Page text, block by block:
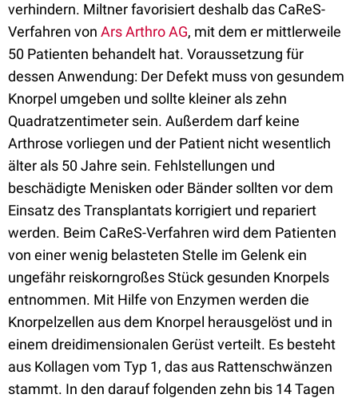
verhindern. Miltner favorisiert deshalb das CaReS-
Verfahren von Ars Arthro AG, mit dem er mittlerweile
50 Patienten behandelt hat. Voraussetzung für
dessen Anwendung: Der Defekt muss von gesundem
Knorpel umgeben und sollte kleiner als zehn
Quadratzentimeter sein. Außerdem darf keine
Arthrose vorliegen und der Patient nicht wesentlich
älter als 50 Jahre sein. Fehlstellungen und
beschädigte Menisken oder Bänder sollten vor dem
Einsatz des Transplantats korrigiert und repariert
werden. Beim CaReS-Verfahren wird dem Patienten
von einer wenig belasteten Stelle im Gelenk ein
ungefähr reiskorngroßes Stück gesunden Knorpels
entnommen. Mit Hilfe von Enzymen werden die
Knorpelzellen aus dem Knorpel herausgelöst und in
einem dreidimensionalen Gerüst verteilt. Es besteht
aus Kollagen vom Typ 1, das aus Rattenschwänzen
stammt. In den darauf folgenden zehn bis 14 Tagen